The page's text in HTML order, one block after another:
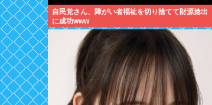
自民党さん、障がい者福祉を切り捨てて財源捻出
に成功www